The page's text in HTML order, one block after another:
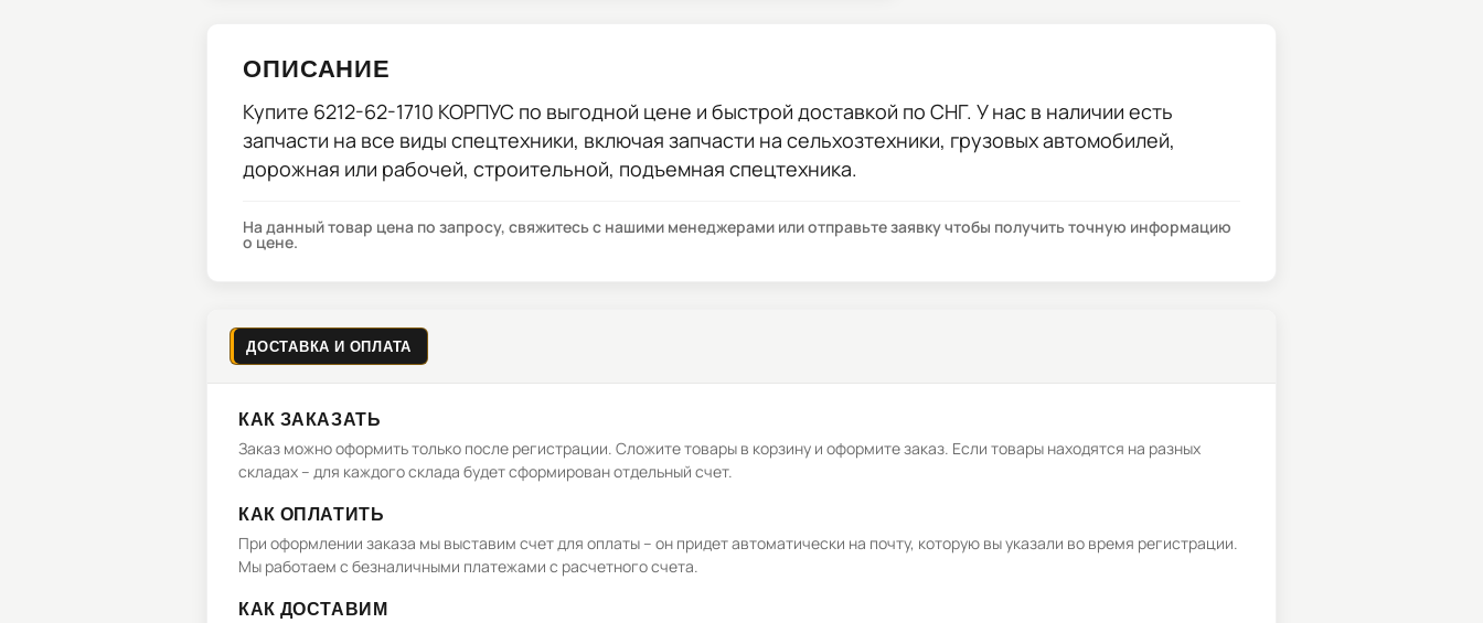
ОПИСАНИЕ
Купите 6212-62-1710 КОРПУС по выгодной цене и быстрой доставкой по СНГ. У нас в наличии есть
запчасти на все виды спецтехники, включая запчасти на сельхозтехники, грузовых автомобилей,
дорожная или рабочей, строительной, подъемная спецтехника.
На данный товар цена по запросу, свяжитесь с нашими менеджерами или отправьте заявку чтобы получить точную информацию
о цене.
ДОСТАВКА И ОПЛАТА
КАК ЗАКАЗАТЬ
Заказ можно оформить только после регистрации. Сложите товары в корзину и оформите заказ. Если товары находятся на разных
складах – для каждого склада будет сформирован отдельный счет.
КАК ОПЛАТИТЬ
При оформлении заказа мы выставим счет для оплаты – он придет автоматически на почту, которую вы указали во время регистрации.
Мы работаем с безналичными платежами с расчетного счета.
КАК ДОСТАВИМ